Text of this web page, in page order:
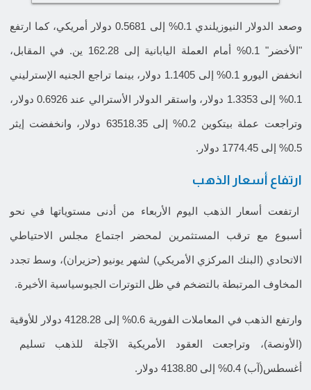
وصعد الدولار النيوزيلندي 0.1% إلى 0.5681 دولار أمريكي، كما ارتفع
"الأخضر" 0.1% أمام العملة اليابانية إلى 162.28 ين. في المقابل،
انخفض اليورو 0.1% إلى 1.1405 دولار، بينما تراجع الجنيه الإسترليني
0.1% إلى 1.3353 دولار، واستقر الدولار الأسترالي عند 0.6926 دولار،
وتراجعت عملة بيتكوين 0.2% إلى 63518.35 دولار، وانخفضت إيثر
0.5% إلى 1774.45 دولار.
ارتفاع أسعار الذهب
ارتفعت أسعار الذهب اليوم الأربعاء من أدنى مستوياتها في نحو
أسبوع مع ترقب المستثمرين لمحضر اجتماع مجلس الاحتياطي
الاتحادي (البنك المركزي الأمريكي) لشهر ​يونيو (حزيران)، وسط تجدد
المخاوف المرتبطة بالتضخم في ظل التوترات الجيوسياسية الأخيرة.
وارتفع الذهب في المعاملات الفورية 0.6% إلى 4128.28 دولار للأوقية
(الأونصة)، وتراجعت العقود الأمريكية الآجلة للذهب تسليم ​
أغسطس(آب) 0.4% إلى 4138.80 دولار.